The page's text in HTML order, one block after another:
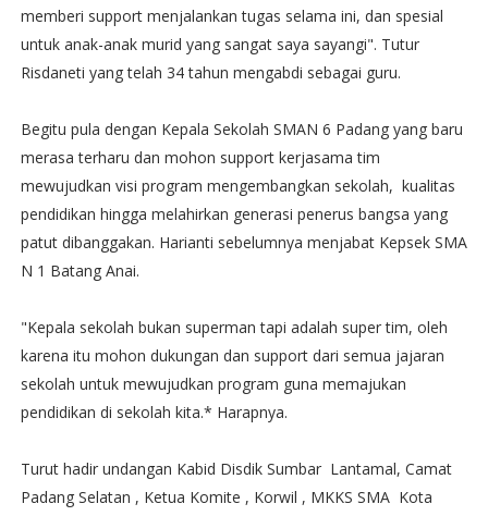
memberi support menjalankan tugas selama ini, dan spesial
untuk anak-anak murid yang sangat saya sayangi". Tutur
Risdaneti yang telah 34 tahun mengabdi sebagai guru.
Begitu pula dengan Kepala Sekolah SMAN 6 Padang yang baru
merasa terharu dan mohon support kerjasama tim
mewujudkan visi program mengembangkan sekolah, kualitas
pendidikan hingga melahirkan generasi penerus bangsa yang
patut dibanggakan. Harianti sebelumnya menjabat Kepsek SMA
N 1 Batang Anai.
"Kepala sekolah bukan superman tapi adalah super tim, oleh
karena itu mohon dukungan dan support dari semua jajaran
sekolah untuk mewujudkan program guna memajukan
pendidikan di sekolah kita.* Harapnya.
Turut hadir undangan Kabid Disdik Sumbar Lantamal, Camat
Padang Selatan , Ketua Komite , Korwil , MKKS SMA Kota